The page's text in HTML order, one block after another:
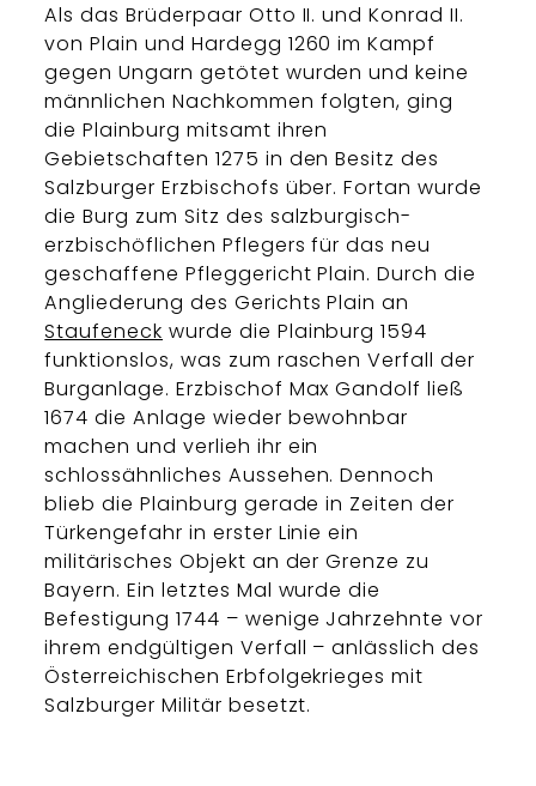
Als das Brüderpaar Otto II. und Konrad II.
von Plain und Hardegg 1260 im Kampf
gegen Ungarn getötet wurden und keine
männlichen Nachkommen folgten, ging
die Plainburg mitsamt ihren
Gebietschaften 1275 in den Besitz des
Salzburger Erzbischofs über. Fortan wurde
die Burg zum Sitz des salzburgisch-
erzbischöflichen Pflegers für das neu
geschaffene Pfleggericht Plain. Durch die
Angliederung des Gerichts Plain an
Staufeneck wurde die Plainburg 1594
funktionslos, was zum raschen Verfall der
Burganlage. Erzbischof Max Gandolf ließ
1674 die Anlage wieder bewohnbar
machen und verlieh ihr ein
schlossähnliches Aussehen. Dennoch
blieb die Plainburg gerade in Zeiten der
Türkengefahr in erster Linie ein
militärisches Objekt an der Grenze zu
Bayern. Ein letztes Mal wurde die
Befestigung 1744 – wenige Jahrzehnte vor
ihrem endgültigen Verfall – anlässlich des
Österreichischen Erbfolgekrieges mit
Salzburger Militär besetzt.